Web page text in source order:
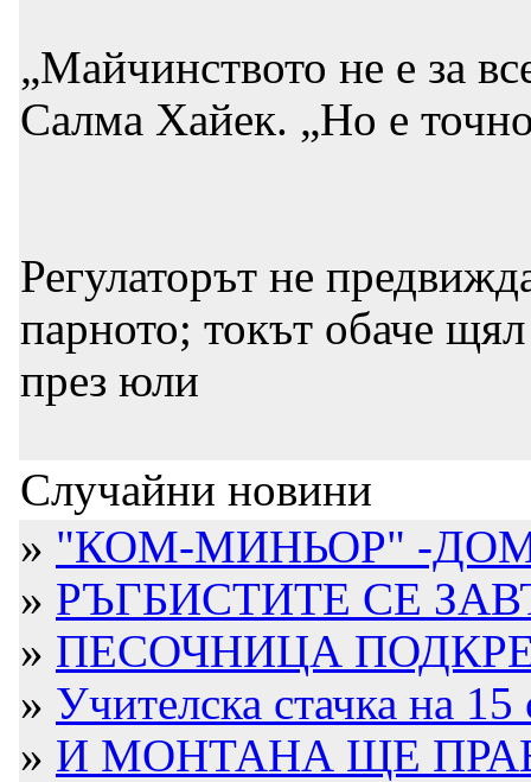
„Майчинството не е за
Салма Хайек. „Но е
Регулаторът не
парното; токът обаче
през юли
Случайни новини
» "КОМ-МИНЬОР" -
» РЪГБИСТИТЕ СЕ
» ПЕСОЧНИЦА
» Учителска стачка на
» И МОНТАНА ЩЕ